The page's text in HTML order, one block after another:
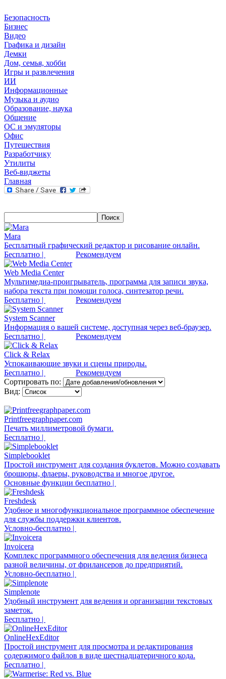
Безопасность
Бизнес
Видео
Графика и дизайн
Демки
Дом, семья, хобби
Игры и развлечения
ИИ
Информационные
Музыка и аудио
Образование, наука
Общение
ОС и эмуляторы
Офис
Путешествия
Разработчику
Утилиты
Веб-виджеты
Главная
Mara
Бесплатный графический редактор и рисование онлайн.
Бесплатно |
Рекомендуем
Web Media Center
Мультимедиа-проигрыватель, программа для записи звука,
набора текста при помощи голоса, синтезатор речи.
Бесплатно |
Рекомендуем
System Scanner
Информация о вашей системе, доступная через веб-браузер.
Бесплатно |
Рекомендуем
Click & Relax
Успокаивающие звуки и сцены природы.
Бесплатно |
Рекомендуем
Сортировать по:
Вид:
Printfreegraphpaper.com
Печать миллиметровой бумаги.
Бесплатно |
Simplebooklet
Простой инструмент для создания буклетов. Можно создавать
брошюры, флаеры, руководства и многое другое.
Основные функции бесплатно |
Freshdesk
Удобное и многофункциональное программное обеспечение
для службы поддержки клиентов.
Условно-бесплатно |
Invoicera
Комплекс программного обеспечения для ведения бизнеса
разной величины, от фрилансеров до предприятий.
Условно-бесплатно |
Simplenote
Удобный инструмент для ведения и организации текстовых
заметок.
Бесплатно |
OnlineHexEditor
Простой инструмент для просмотра и редактирования
содержимого файлов в виде шестнадцатеричного кода.
Бесплатно |